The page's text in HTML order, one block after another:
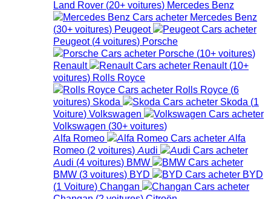
Land Rover (20+ voitures) Mercedes Benz
Mercedes Benz
(30+ voitures) Peugeot
Peugeot (4 voitures) Porsche
Porsche (10+ voitures)
Renault
Renault (10+
voitures) Rolls Royce
Rolls Royce (6
voitures) Skoda Skoda (1
Voiture) Volkswagen
Volkswagen (30+ voitures)
Alfa Romeo
Alfa
Romeo (2 voitures) Audi
Audi (4 voitures) BMW
BMW (3 voitures) BYD
BYD
(1 Voiture) Changan